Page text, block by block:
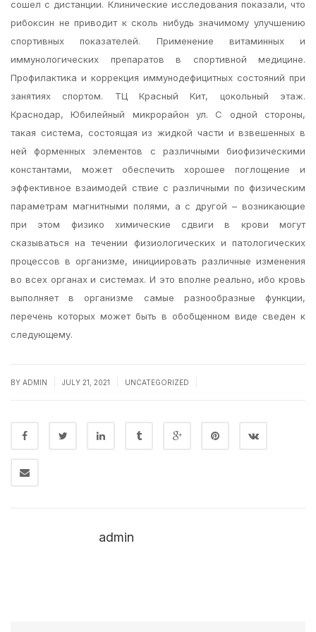
сошел с дистанции. Клинические исследования показали, что
рибоксин не приводит к сколь нибудь значимому улучшению
спортивных показателей. Применение витаминных и
иммунологических препаратов в спортивной медицине.
Профилактика и коррекция иммунодефицитных состояний при
занятиях спортом. ТЦ Красный Кит, цокольный этаж.
Краснодар, Юбилейный микрорайон ул. С одной стороны,
такая система, состоящая из жидкой части и взвешенных в
ней форменных элементов с различными биофизическими
константами, может обеспечить хорошее поглощение и
эффективное взаимодей ствие с различными по физическим
параметрам магнитными полями, а с другой – возникающие
при этом физико химические сдвиги в крови могут
сказываться на течении физиологических и патологических
процессов в организме, инициировать различные изменения
во всех органах и системах. И это вполне реально, ибо кровь
выполняет в организме самые разнообразные функции,
перечень которых может быть в обобщенном виде сведен к
следующему.
BY ADMIN JULY 21, 2021 UNCATEGORIZED
admin